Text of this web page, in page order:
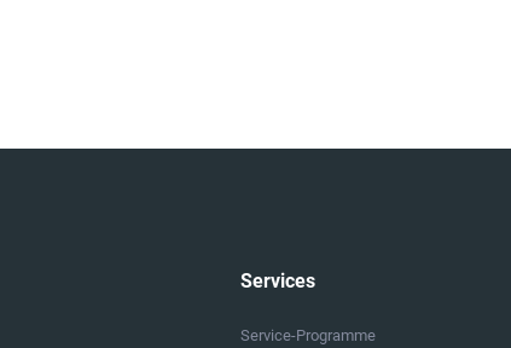
Services
Service-Programme